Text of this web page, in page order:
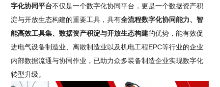
字化协同平台不仅是一个数字化协同平台，更是一个数据资产积
淀与开放生态构建的重要工具，具有全流程数字化协同能力、智
能高效工具集、数据资产积淀与开放生态构建的优势，能有效促
进电气设备制造业、离散制造业以及机电工程EPC等行业的企业
内部数据流通与协同作业，已助力众多装备制造企业实现数字化
转型升级。